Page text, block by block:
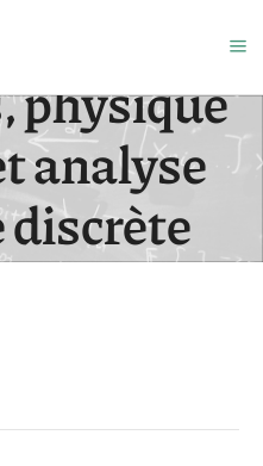
physique
analyse